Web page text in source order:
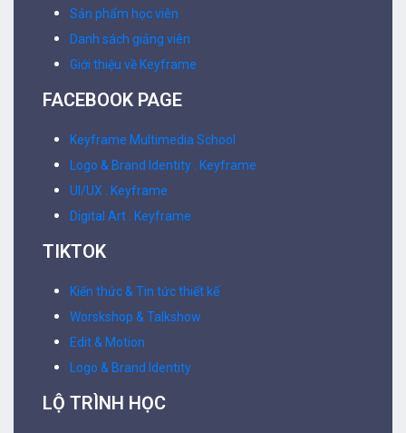
Sản phẩm học viên
Danh sách giảng viên
Giới thiệu về Keyframe
FACEBOOK PAGE
Keyframe Multimedia School
Logo & Brand Identity . Keyframe
UI/UX . Keyframe
Digital Art . Keyframe
TIKTOK
Kiến thức & Tin tức thiết kế
Worskshop & Talkshow
Edit & Motion
Logo & Brand Identity
LỘ TRÌNH HỌC